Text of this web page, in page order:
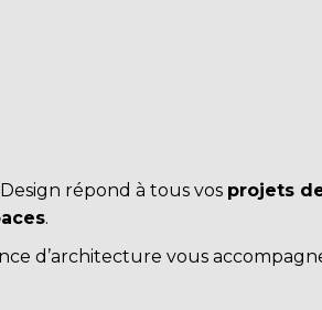
répond à tous vos projets
.
d’architecture vous